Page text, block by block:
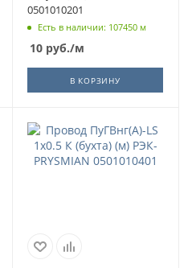
0501010201
Есть в наличии: 107450 м
10руб./м
В КОРЗИНУ